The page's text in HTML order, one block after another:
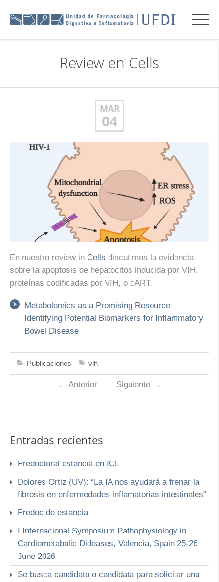
Review en Cells
MAR
04
En nuestro review in Cells discutimos la evidencia
sobre la apoptosis de hepatocitos inducida por VIH,
proteínas codificadas por VIH, o cART.
Metabolomics as a Promising Resource
Identifying Potential Biomarkers for Inflammatory
Bowel Disease
Publicaciones vih
← Anterior Siguiente →
Entradas recientes
Predoctoral estancia en ICL
Dolores Ortiz (UV): “La IA nos ayudará a frenar la
fibrosis en enfermedades inflamatorias intestinales”
Predoc de estancia
I Internacional Symposium Pathophysiology in
Cardiometabolic Dideases, Valencia, Spain 25-26
June 2026
Se busca candidato o candidata para solicitar una